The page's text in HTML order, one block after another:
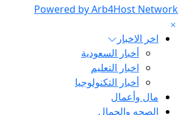
Powered by Arb4Host Network
اخر الاخبار
أخبار السعودية
اخبار التعليم
أخبار التكنولوجيا
مال وأعمال
الصحه والجمال